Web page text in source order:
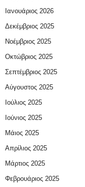
Ιανουάριος 2026
Δεκέμβριος 2025
Νοέμβριος 2025
Οκτώβριος 2025
Σεπτέμβριος 2025
Αύγουστος 2025
Ιούλιος 2025
Ιούνιος 2025
Μάιος 2025
Απρίλιος 2025
Μάρτιος 2025
Φεβρουάριος 2025